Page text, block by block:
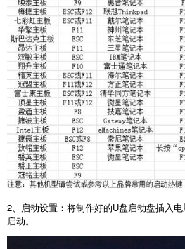
2、启动设置：将制作好的U盘启动盘插入
启动。